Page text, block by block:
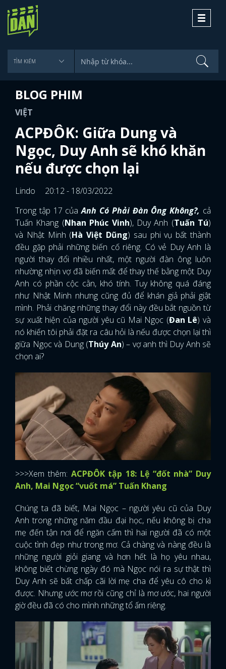
Toggle
BLOG PHIM
VIỆT
ACPĐÔK: Giữa Dung và
Ngọc, Duy Anh sẽ khó khăn
nếu được chọn lại
Lindo
20:12 - 18/03/2022
Trong tập 17 củaAnh Có Phải Đàn Ông Không?, cả
Tuấn Khang (Nhan Phúc Vinh), Duy Anh (Tuấn Tú)
và Nhật Minh (Hà Việt Dũng) sau phi vụ bất thành
đều gặp phải những biến cố riêng. Có vẻ Duy Anh là
người thay đổi nhiều nhất, một người đàn ông luôn
nhường nhịn vợ đã biến mất để thay thế bằng một Duy
Anh có phần cộc cằn, khó tính. Tuy không quá đáng
như Nhật Minh nhưng cũng đủ để khán giả phải giật
mình. Phải chăng những thay đổi này đều bắt nguồn từ
sự xuất hiện của người yêu cũ Mai Ngọc (Đan Lê) và
nó khiến tôi phải đặt ra câu hỏi là nếu được chọn lại thì
giữa Ngọc và Dung (Thúy An) – vợ anh thì Duy Anh sẽ
chọn ai?
>>>Xem thêm: ACPĐÔK tập 18: Lệ “đốt nhà” Duy
Anh, Mai Ngọc “vuốt má” Tuấn Khang
Chúng ta đã biết, Mai Ngọc – người yêu cũ của Duy
Anh trong những năm đầu đại học, nếu không bị cha
mẹ đến tận nơi để ngăn cấm thì hai người đã có một
cuộc tình đẹp như trong mơ. Cả chàng và nàng đều là
những người giỏi giang và hơn hết là họ yêu nhau,
không biết chừng ngày đó mà Ngọc nói ra sự thật thì
Duy Anh sẽ bất chấp cãi lời mẹ cha để yêu cô cho kì
được. Nhưng ước mơ rồi cũng chỉ là mơ ước, hai người
giờ đều đã có cho mình những tổ ấm riêng.